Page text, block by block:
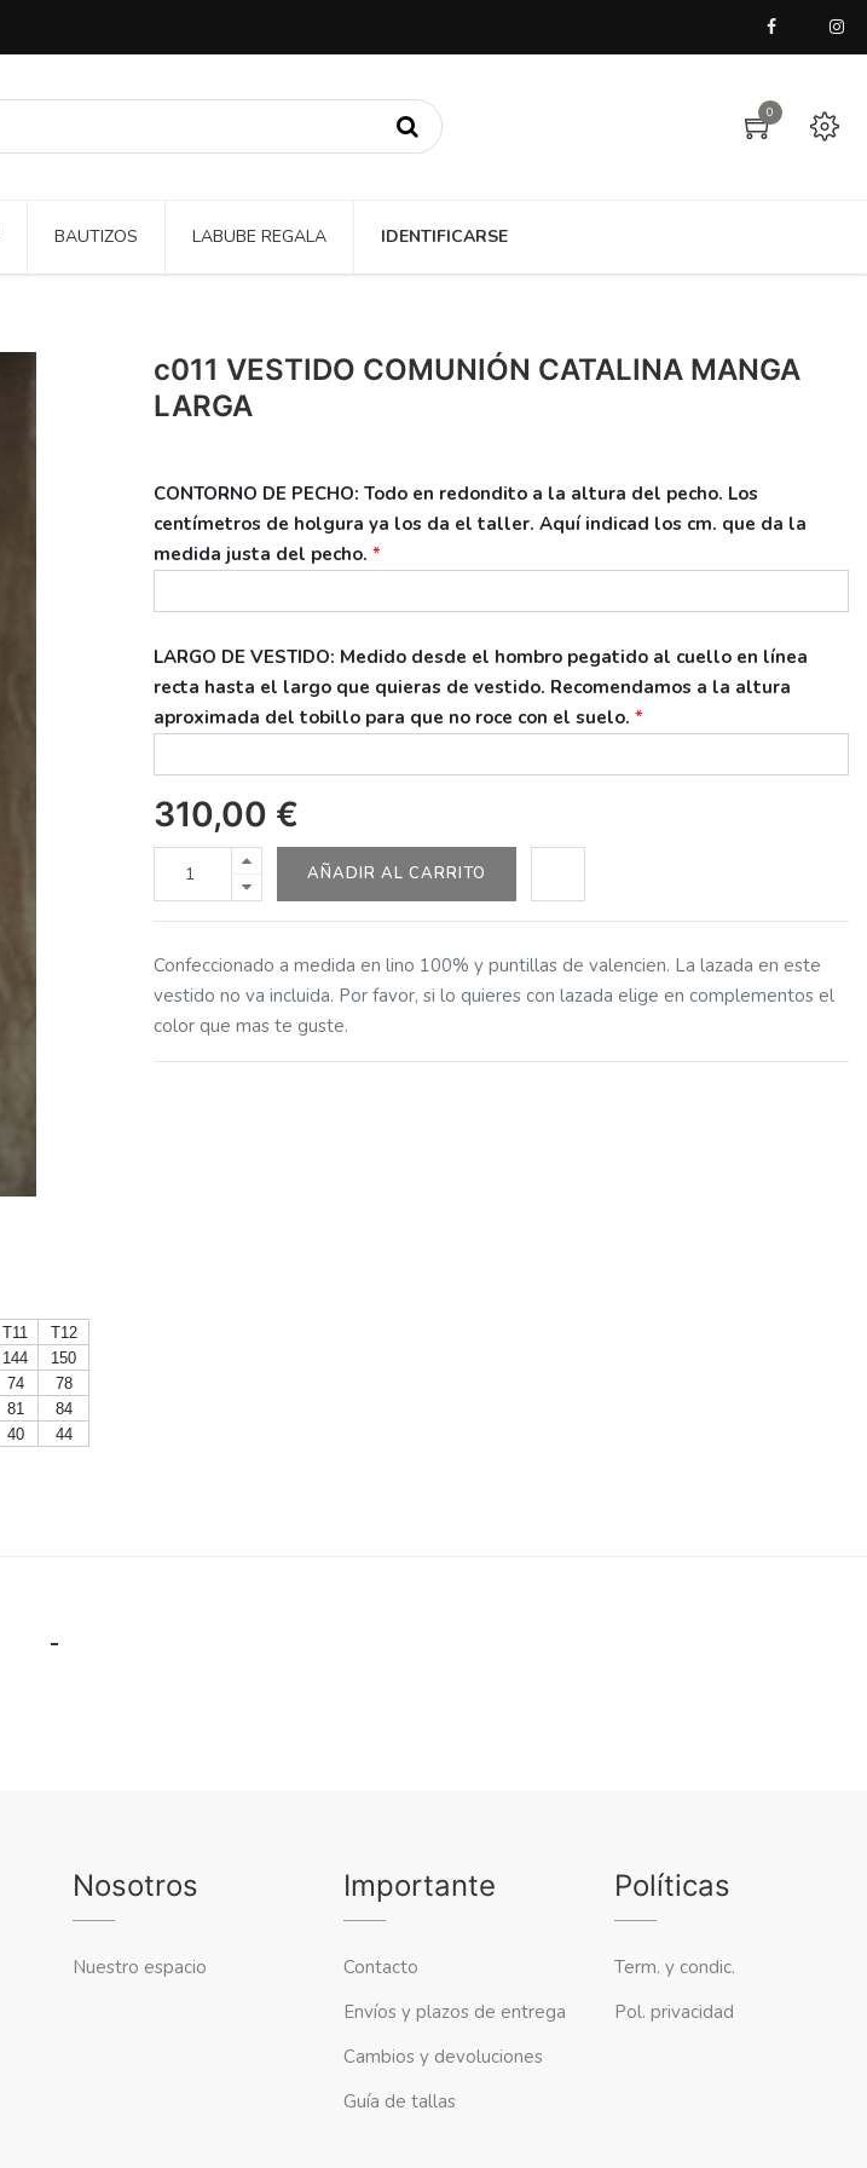
0
BAUTIZOS LABUBE REGALA IDENTIFICARSE
c011 VESTIDO COMUNIÓN CATALINA MANGA
LARGA
CONTORNO DE PECHO: Todo en redondito a la altura del pecho. Los
centímetros de holgura ya los da el taller. Aquí indicad los cm. que da la
medida justa del pecho. *
LARGO DE VESTIDO: Medido desde el hombro pegatido al cuello en línea
recta hasta el largo que quieras de vestido. Recomendamos a la altura
aproximada del tobillo para que no roce con el suelo. *
310,00 €
AÑADIR AL CARRITO
Confeccionado a medida en lino 100% y puntillas de valencien. La lazada en este
vestido no va incluida. Por favor, si lo quieres con lazada elige en complementos el
color que mas te guste.
T11
T12
144
150
74
78
81
84
40 44
Nosotros
Nuestro espacio
Importante
Contacto
Envíos y plazos de entrega
Cambios y devoluciones
Guía de tallas
Políticas
Term. y condic.
Pol. privacidad